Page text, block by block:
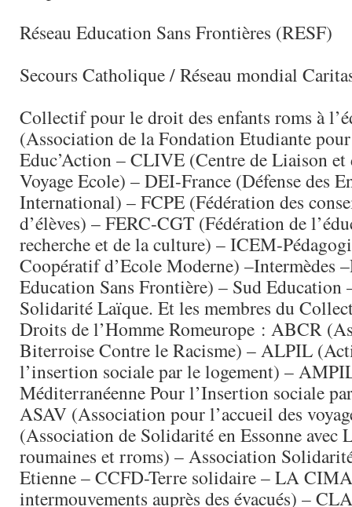
Réseau Education Sans Frontières (RESF)
Secours Catholique / Réseau mondial
Collectif pour le droit des enfants roms à
(Association de la Fondation Etudiante
Educ’Action – CLIVE (Centre de Liaison
Voyage Ecole) – DEI-France (Défense des
International) – FCPE (Fédération des
d’élèves) – FERC-CGT (Fédération de
recherche et de la culture) – ICEM-
Coopératif d’Ecole Moderne) –Intermèdes
Education Sans Frontière) – Sud
Solidarité Laïque. Et les membres du
Droits de l’Homme Romeurope : ABCR
Biterroise Contre le Racisme) – ALPIL
l’insertion sociale par le logement) –
Méditerranéenne Pour l’Insertion sociale
ASAV (Association pour l’accueil des
(Association de Solidarité en Essonne avec
roumaines et rroms) – Association
Etienne – CCFD-Terre solidaire – LA
intermouvements auprès des évacués) –